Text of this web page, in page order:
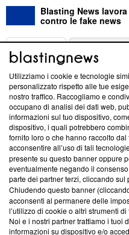
Blasting News
contro le fake news
ABOUT
Questa sezione offre
News, sui nostri processi
creare news di qualità.
‘Trust Project - News with
ancora membro del
parte; Trust Project non ha
conformità agli standard.
Su di noi
Team editoriale
Corporate
Utilizziamo i cookie e tecnologie
personalizzato rispetto alle tue
nostro traffico. Raccogliamo e
occupano di analisi dei dati web,
informazioni sul tuo dispositivo,
dispositivo, i quali potrebbero
fornito loro o che hanno raccolto
acconsentire all’uso di tali
presente su questo banner oppure
eventualmente negando il
parte dei partner terzi, cliccando sul
Chiudendo questo banner
acconsenti al permanere delle
l’utilizzo di cookie o altri strumenti
Noi e i nostri partner trattiamo i tuoi
informazioni su dispositivo e/o